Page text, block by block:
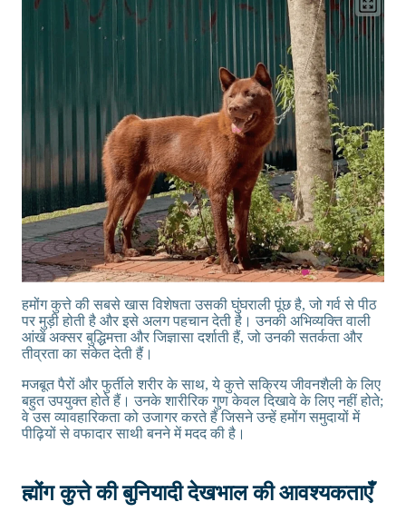
हमोंग कुत्ते की सबसे खास विशेषता उसकी घुंघराली पूंछ है, जो गर्व से पीठ
पर मुड़ी होती है और इसे अलग पहचान देती है। उनकी अभिव्यक्ति वाली
आंखें अक्सर बुद्धिमत्ता और जिज्ञासा दर्शाती हैं, जो उनकी सतर्कता और
तीव्रता का संकेत देती हैं।
मजबूत पैरों और फुर्तीले शरीर के साथ, ये कुत्ते सक्रिय जीवनशैली के लिए
बहुत उपयुक्त होते हैं। उनके शारीरिक गुण केवल दिखावे के लिए नहीं होते;
वे उस व्यावहारिकता को उजागर करते हैं जिसने उन्हें हमोंग समुदायों में
पीढ़ियों से वफादार साथी बनने में मदद की है।
ह्मोंग कुत्ते की बुनियादी देखभाल की आवश्यकताएँ